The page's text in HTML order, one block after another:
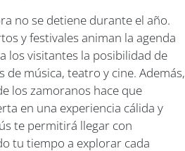
no se detiene durante el año.
y festivales animan la agenda
los visitantes la posibilidad de
música, teatro y cine. Además,
los zamoranos hace que
en una experiencia cálida y
te permitirá llegar con
tu tiempo a explorar cada